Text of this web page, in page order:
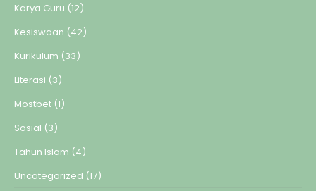
Karya Guru (12)
Kesiswaan (42)
Kurikulum (33)
Literasi (3)
Mostbet (1)
Sosial (3)
Tahun Islam (4)
Uncategorized (17)